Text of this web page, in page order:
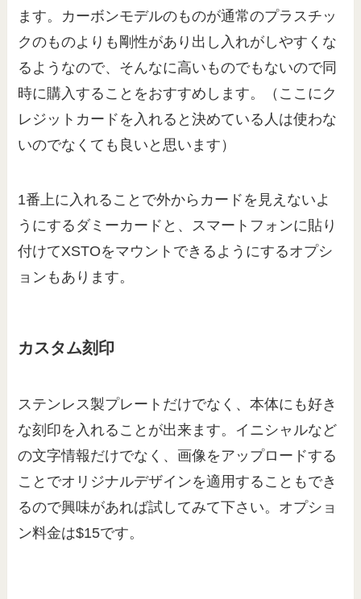
ます。カーボンモデルのものが通常のプラスチッ
クのものよりも剛性があり出し入れがしやすくな
るようなので、そんなに高いものでもないので同
時に購入することをおすすめします。（ここにク
レジットカードを入れると決めている人は使わな
いのでなくても良いと思います）
1番上に入れることで外からカードを見えないよ
うにするダミーカードと、スマートフォンに貼り
付けてXSTOをマウントできるようにするオプシ
ョンもあります。
カスタム刻印
ステンレス製プレートだけでなく、本体にも好き
な刻印を入れることが出来ます。イニシャルなど
の文字情報だけでなく、画像をアップロードする
ことでオリジナルデザインを適用することもでき
るので興味があれば試してみて下さい。オプショ
ン料金は$15です。